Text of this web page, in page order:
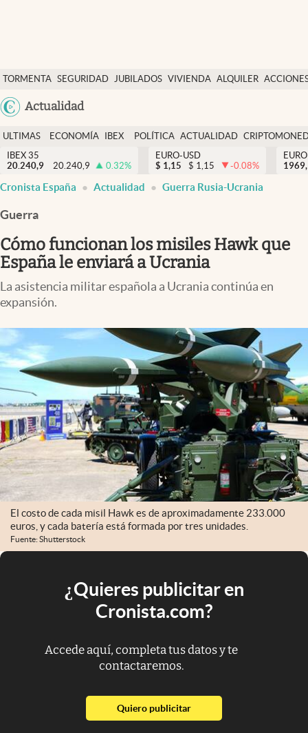
TORMENTA SEGURIDAD JUBILADOS VIVIENDA ALQUILER
Colombia
Actualidad
Economía y finanzas
Política
Actualidad
Criptomonedas
España
ULTIMAS
NOTICIAS
ECONOMÍA
FINANZAS
IBEX
EURO
POLÍTICA ACTUALIDAD
IBEX 35
20.240,9
20.240,9 0.32%
EURO-USD
$ 1,15 $ 1,15 -0.08%
Cronista España Actualidad Guerra Rusia-Ucrania
Guerra
Cómo funcionan los misiles Hawk que
España le enviará a Ucrania
La asistencia militar española a Ucrania continúa en
expansión.
El costo de cada misil Hawk es de aproximadamente 233.000
euros, y cada batería está formada por tres unidades.
Fuente: Shutterstock
¿Quieres publicitar en
Cronista.com?
Accede aquí, completa tus datos y te
contactaremos.
Quiero publicitarabre en nueva pestaña